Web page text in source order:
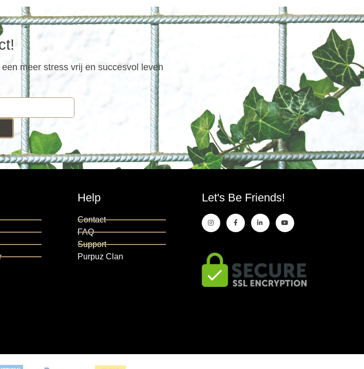
meer stress vrij en succesvol leven
Help
Contact
FAQ
Support
Purpuz Clan
Let's Be Friends!